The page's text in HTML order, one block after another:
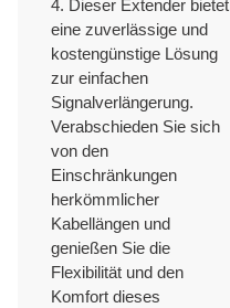
4. Dieser Extender bietet
eine zuverlässige und
kostengünstige Lösung
zur einfachen
Signalverlängerung.
Verabschieden Sie sich
von den
Einschränkungen
herkömmlicher
Kabellängen und
genießen Sie die
Flexibilität und den
Komfort dieses